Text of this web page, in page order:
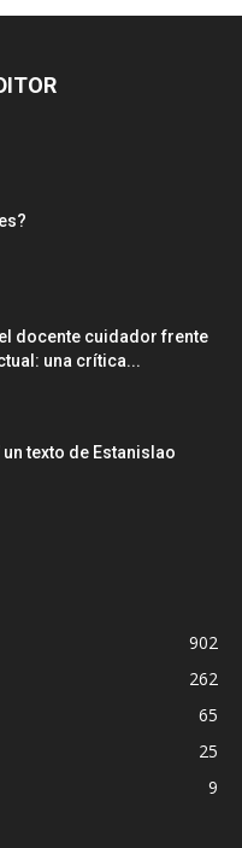
docente cuidador frente
una crítica...
un texto de Estanislao
902
262
65
25
9